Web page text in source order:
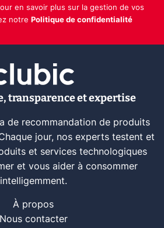
en savoir plus sur la gestion de vos
notre Politique de confidentialité
transparence et expertise
de recommandation de produits
jour, nos experts testent et
et services technologiques
et vous aider à consommer
intelligemment.
À propos
Nous contacter